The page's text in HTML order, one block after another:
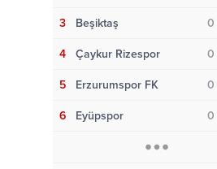
3 Beşiktaş 0
4 Çaykur Rizespor 0
5 Erzurumspor FK 0
6 Eyüpspor 0